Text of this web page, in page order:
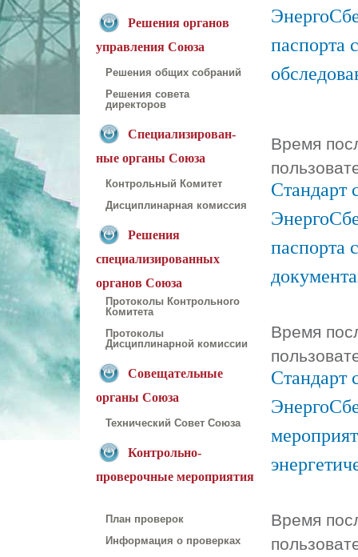
Решения органов
управления Союза
Решения общих собраний
Решения совета
директоров
Специализирован-
ные органы Союза
Контрольный Комитет
Дисциплинарная комиссия
Решения
специализированных
органов Союза
Протоколы Контрольного
Комитета
Протоколы
Дисциплинарной комиссии
Совещательные
органы Союза
Технический Совет Союза
Контрольно-
проверочные мероприятия
План проверок
Информация о проверках
паспорта
Время
Стандарт
паспорта
Время
Стандарт
Время